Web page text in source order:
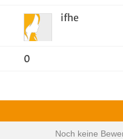
ifhe
0
Noch keine